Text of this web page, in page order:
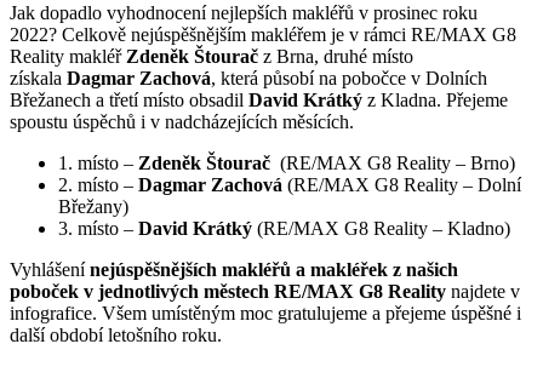
Jak dopadlo vyhodnocení nejlepších makléřů v prosinec roku
2022? Celkově nejúspěšnějším makléřem je v rámci RE/MAX G8
Reality makléř Zdeněk Štourač z Brna, druhé místo
získala Dagmar Zachová, která působí na pobočce v Dolních
Břežanech a třetí místo obsadil David Krátký z Kladna. Přejeme
spoustu úspěchů i v nadcházejících měsících.
1. místo – Zdeněk Štourač (RE/MAX G8 Reality – Brno)
2. místo – Dagmar Zachová (RE/MAX G8 Reality – Dolní
Břežany)
3. místo – David Krátký (RE/MAX G8 Reality – Kladno)
Vyhlášenínejúspěšnějších makléřů a makléřek z našich
poboček v jednotlivých městech RE/MAX G8 Reality najdete v
infografice. Všem umístěným moc gratulujeme a přejeme úspěšné i
další období letošního roku.